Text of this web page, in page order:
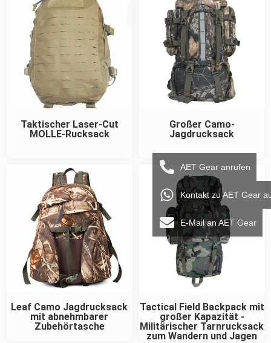
Taktischer Laser-Cut
MOLLE-Rucksack
Großer Camo-
Jagdrucksack
Leaf Camo Jagdrucksack
mit abnehmbarer
Zubehörtasche
Tactical Field Backpack mit
großer Kapazität -
Militärischer Tarnrucksack
zum Wandern und Jagen
AET Gear anrufen
Kontakt zu AET Gear
E-Mail an AET Gear